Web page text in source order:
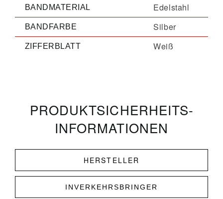
BANDMATERIAL Edelstahl
BANDFARBE Silber
ZIFFERBLATT Weiß
PRODUKT­­SICHERHEITS­
INFORMATIONEN
HERSTELLER
INVERKEHRSBRINGER